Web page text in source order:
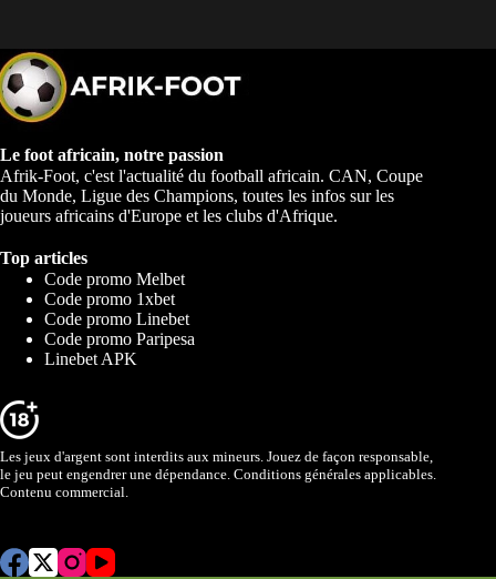
Le foot africain, notre passion
Afrik-Foot, c'est l'actualité du football africain. CAN, Coupe
du Monde, Ligue des Champions, toutes les infos sur les
joueurs africains d'Europe et les clubs d'Afrique.
Top articles
Code promo Melbet
Code promo 1xbet
Code promo Linebet
Code promo Paripesa
Linebet APK
Les jeux d'argent sont interdits aux mineurs. Jouez de façon responsable,
le jeu peut engendrer une dépendance. Conditions générales applicables.
Contenu commercial.